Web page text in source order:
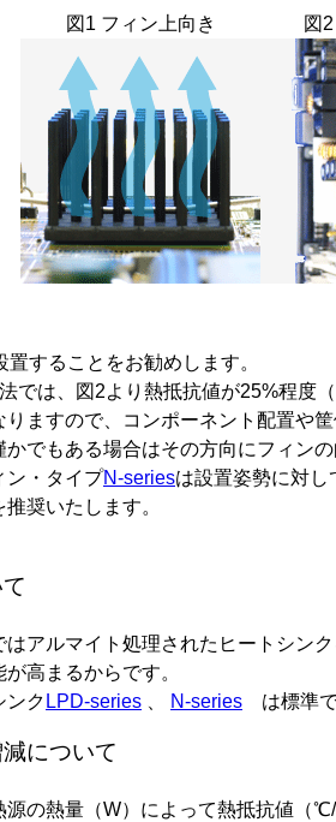
図1 フィン上向き 図
することをお勧めします。
では、図2より熱抵抗値が25%程度
りますので、コンポーネント配置や
かでもある場合はその方向にフィン
ン・タイプN-seriesは設置姿勢に対
奨いたします。
はアルマイト処理されたヒートシン
高まるからです。
ンク LPD-series N-series は標準
について
源の熱量（W）によって熱抵抗値（